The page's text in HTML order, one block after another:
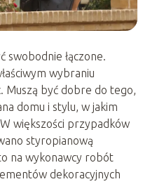
swobodnie łączone.
wybraniu
Muszą być dobre do tego,
domu i stylu, w jakim
większości przypadków
styropianową
na wykonawcy robót
dekoracyjnych